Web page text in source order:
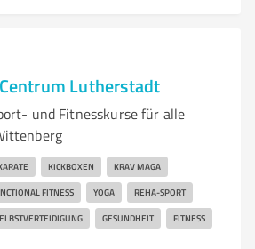
Lutherstadt
und Fitnesskurse für alle
KICKBOXEN KRAV MAGA
FITNESS YOGA REHA-SPORT
GESUNDHEIT FITNESS